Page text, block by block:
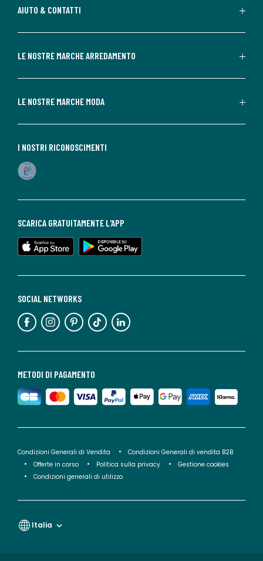
AIUTO & CONTATTI
LE NOSTRE MARCHE ARREDAMENTO
LE NOSTRE MARCHE MODA
METODI DI PAGAMENTO
SOCIAL NETWORKS
SCARICA GRATUITAMENTE L'APP
I NOSTRI RICONOSCIMENTI
Condizioni Generali di Vendita
Condizioni Generali di vendita B2B
Offerte in corso
Politica sulla privacy
Gestione cookies
Condizioni generali di utilizzo
Italia